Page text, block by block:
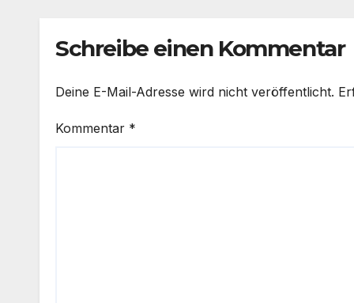
Schreibe einen Kommentar
Deine E-Mail-Adresse wird nicht veröffentlicht.
Kommentar *